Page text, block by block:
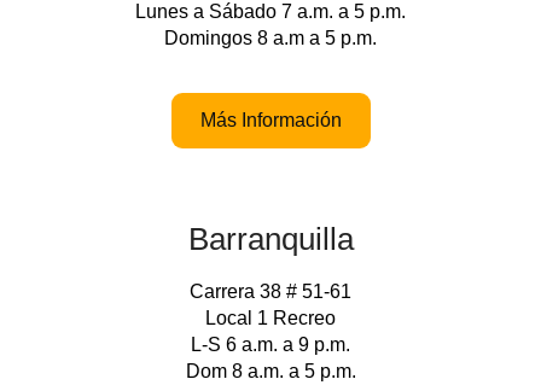
Lunes a Sábado 7 a.m. a 5 p.m.
Domingos 8 a.m a 5 p.m.
Más Información
Barranquilla
Carrera 38 # 51-61
Local 1 Recreo
L-S 6 a.m. a 9 p.m.
Dom 8 a.m. a 5 p.m.